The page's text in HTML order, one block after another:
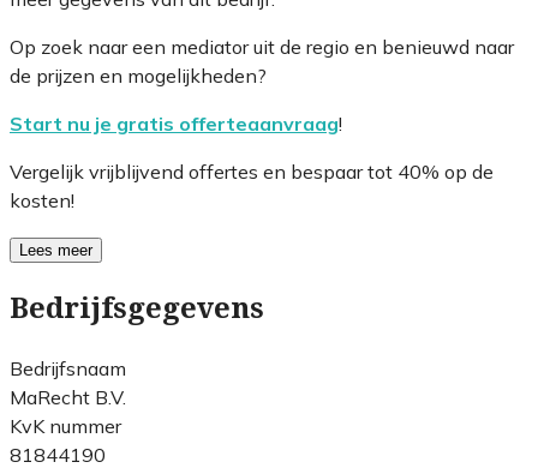
Op zoek naar een mediator uit de regio en benieuwd naar
de prijzen en mogelijkheden?
Start nu je gratis offerteaanvraag!
Vergelijk vrijblijvend offertes en bespaar tot 40% op de
kosten!
Lees meer
Bedrijfsgegevens
Bedrijfsnaam
MaRecht B.V.
KvK nummer
81844190